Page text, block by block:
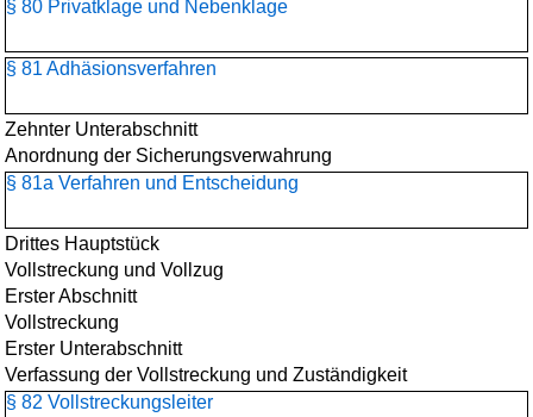
§ 80 Privatklage und Nebenklage
§ 81 Adhäsionsverfahren
Zehnter Unterabschnitt
Anordnung der Sicherungsverwahrung
§ 81a Verfahren und Entscheidung
Drittes Hauptstück
Vollstreckung und Vollzug
Erster Abschnitt
Vollstreckung
Erster Unterabschnitt
Verfassung der Vollstreckung und Zuständigkeit
§ 82 Vollstreckungsleiter